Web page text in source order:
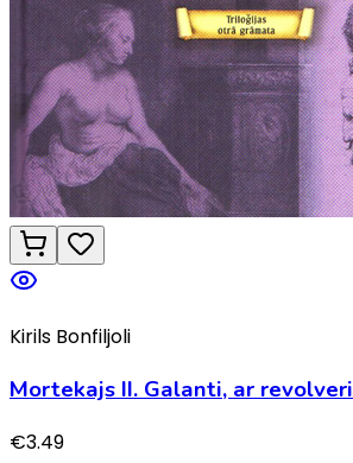
Kirils Bonfiljoli
Mortekajs II. Galanti, ar revolveri
€3.49